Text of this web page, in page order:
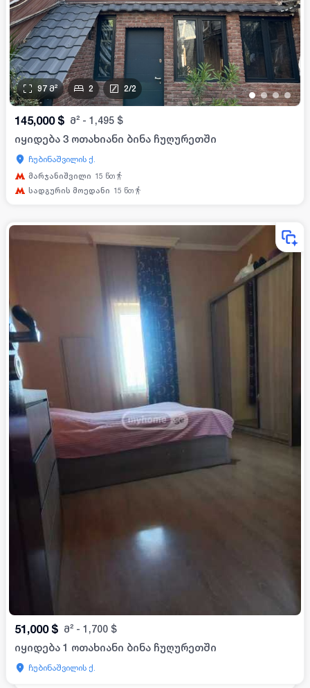
••••
97 მ² 2 2/2
145,000 $ მ² - 1,495 $
იყიდება 3 ოთახიანი ბინა ჩუღურეთში
ჩუბინაშვილის ქ.
მარჯანიშვილი 15 წთ
სადგურის მოედანი 15 წთ
51,000 $ მ² - 1,700 $
იყიდება 1 ოთახიანი ბინა ჩუღურეთში
ჩუბინაშვილის ქ.